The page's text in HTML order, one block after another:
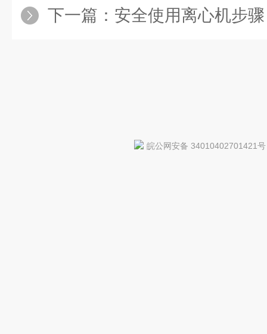
下一篇： 安全使用离心机步骤
皖公网安备 34010402701421号